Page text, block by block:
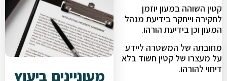
קטין השוהה במעון יוזמן
לחקירה וייחקר בידיעת מנהל
המעון וכן בידיעת הורהו.
מחובתה של המשטרה ליידע
על מעצרו של קטין חשוד בלא
דיחוי להורהו.
מעוניינים ביעוץ